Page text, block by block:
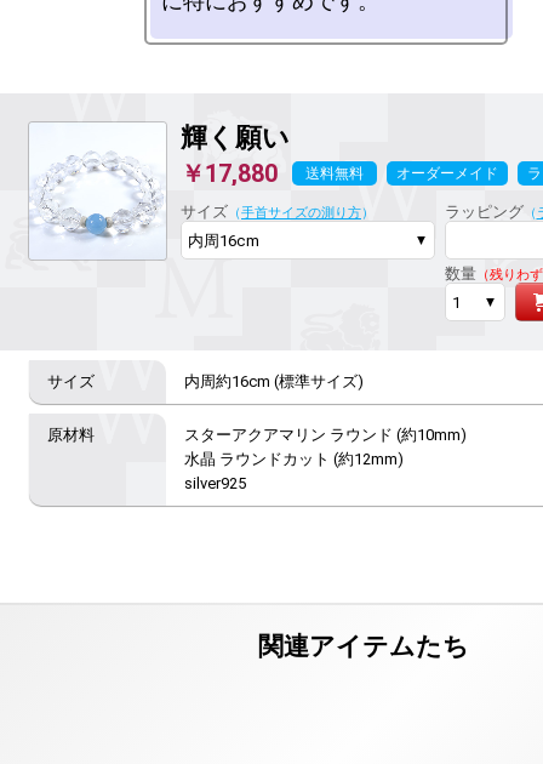
輝く願い
￥17,880 送料無料 オーダーメイド
サイズ （手首サイズの測り方） ラッピング（
数量（残りわ
内周約16cm (標準サイズ)
スターアクアマリン ラウンド (約10mm)
水晶 ラウンドカット (約12mm)
silver925